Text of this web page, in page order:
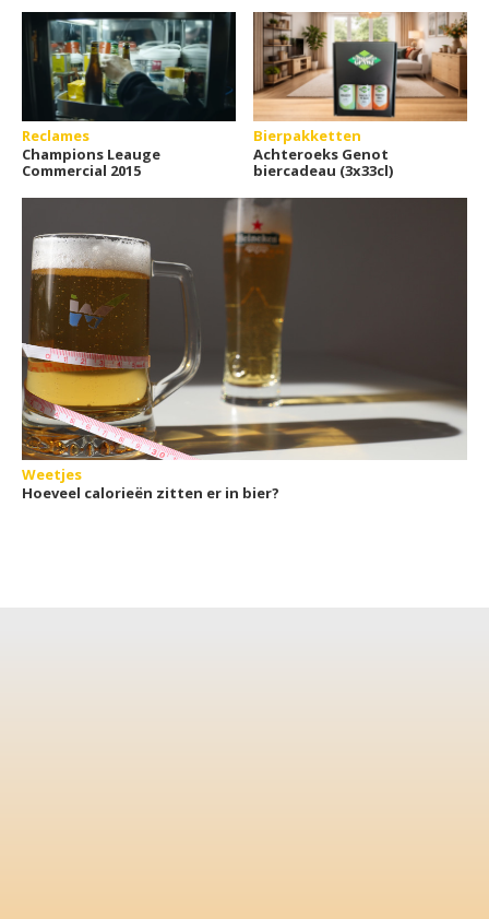
Reclames
Champions Leauge
Commercial 2015
Bierpakketten
Achteroeks Genot
biercadeau (3x33cl)
Weetjes
Hoeveel calorieën zitten er in bier?